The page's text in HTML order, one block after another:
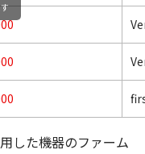
した機器のファーム